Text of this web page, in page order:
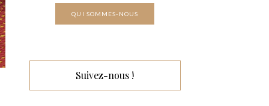
QUI SOMMES-NOUS
Suivez-nous !